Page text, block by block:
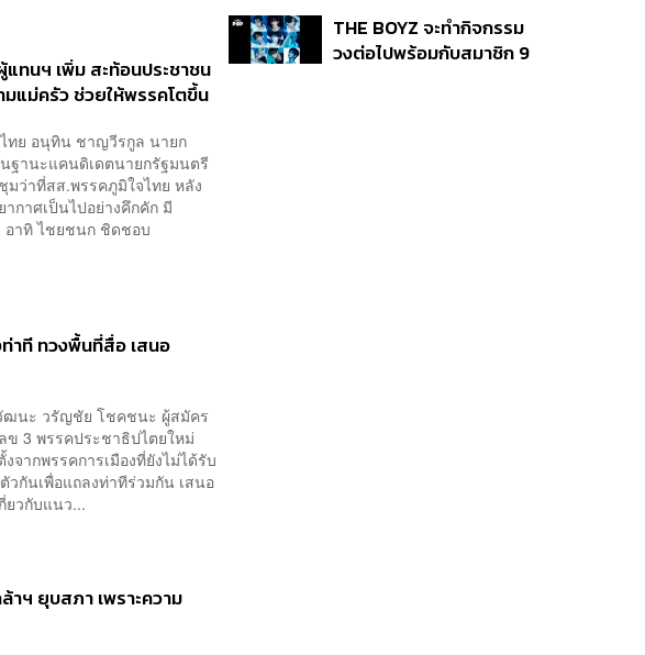
ทนฯ เพิ่ม สะท้อนประชาชน
มแม่ครัว ช่วยให้พรรคโตขึ้น
ทย อนุทิน ชาญวีรกูล นายก
ฐานะแคนดิเดตนายกรัฐมนตรี
ว่าที่สส.พรรคภูมิใจไทย หลัง
ากาศเป็นไปอย่างคึกคัก มี
อาทิ ไชยชนก ชิดชอบ
าที ทวงพื้นที่สื่อ เสนอ
ฒนะ วรัญชัย โชคชนะ ผู้สมัคร
ข 3 พรรคประชาธิปไตยใหม่
จากพรรคการเมืองที่ยังไม่ได้รับ
วกันเพื่อแถลงท่าทีร่วมกัน เสนอ
ยวกับแนว...
าฯ ยุบสภา เพราะความ
แบรนด์ Zeiss ลวงขาย
กล้องส่องพระลิมิเต็ด
THE BOYZ จะทำกิจกรรม
วงต่อไปพร้อมกับสมาชิก 9